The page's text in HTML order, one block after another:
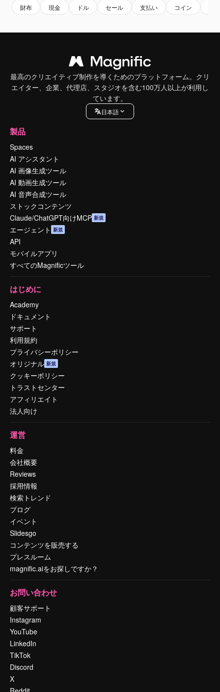
財布 現金 ドル セール 支払い コイン
最高のクリエイティブ制作を導くためのプラットフォーム。クリ
エイター、企業、代理店、スタジオを含む100万人以上が利用し
ています。
日本語
製品
Spaces
AI アシスタント
AI 画像生成ツール
AI 動画生成ツール
AI 音声合成ツール
ストックコンテンツ
Claude/ChatGPT向けMCP 新規
エージェント 新規
API
モバイルアプリ
すべてのMagnificツール
はじめに
Academy
ドキュメント
サポート
利用規約
プライバシーポリシー
オリジナル 新規
クッキーポリシー
トラストセンター
アフィリエイト
法人向け
運営
料金
会社概要
Reviews
採用情報
検索トレンド
ブログ
イベント
Slidesgo
コンテンツを販売する
プレスルーム
magnific.aiをお探しですか？
お問い合わせ
顧客サポート
Instagram
YouTube
LinkedIn
TikTok
Discord
X